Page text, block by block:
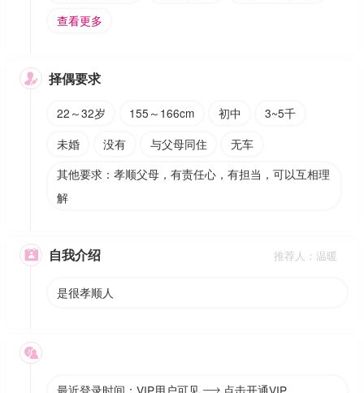
查看更多
 择偶要求
22～32岁 155～166cm 初中
3~5千
未婚
没有 与父母同住
无车
其他要求：孝顺父母，有责任心，有担当，可以互相理
解
 自我介绍 推荐人：温暖
是很孝顺人
